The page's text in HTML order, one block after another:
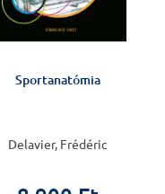
Sportanatómia
Delavier, Frédéric